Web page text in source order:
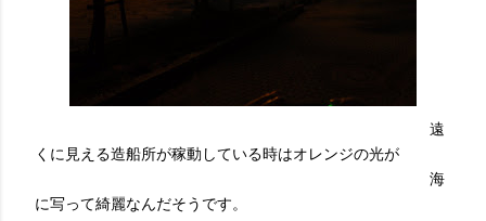
遠
くに見える造船所が稼動している時はオレンジの光が
海
に写って綺麗なんだそうです。